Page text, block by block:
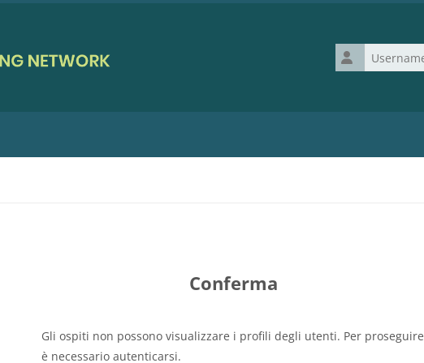
Username
Conferma
Gli ospiti non possono visualizzare i profili degli utenti. Per proseguire
è necessario autenticarsi.